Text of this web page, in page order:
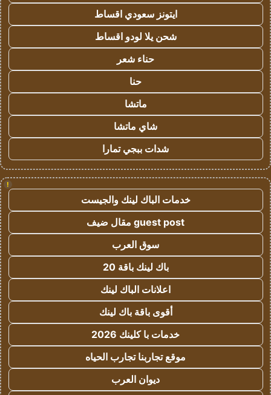
ايتونز سعودي اقساط
شحن يلا لودو اقساط
حناء شعر
حنا
ماتشا
شاي ماتشا
شدات ببجي تمارا
!
خدمات الباك لينك والجيست
guest post مقال ضيف
سوق العرب
باك لينك باقة 20
اعلانات الباك لينك
أقوى باقة باك لينك
خدمات با كلينك 2026
موقع تجاربنا تجارب الحياه
ديوان العرب